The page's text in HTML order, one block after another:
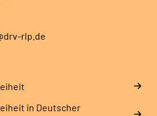
rlp.de
in Deutscher